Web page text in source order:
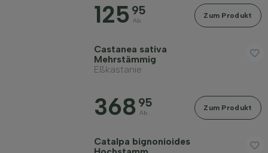
125 95
Ab
Zum Produkt
Castanea sativa
Mehrstämmig
Eßkastanie
368 95
Ab
Zum Produkt
Catalpa bignonioides